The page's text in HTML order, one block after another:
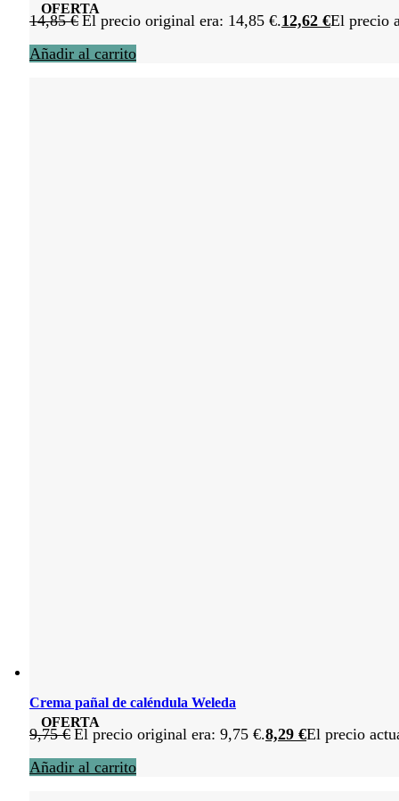
OFERTA
14,85€ El precio original era: 14,85 €.12,62 €El precio
Añadir al carrito
OFERTA
Crema pañal de caléndula Weleda
9,75€ El precio original era: 9,75 €.8,29 €El precio
Añadir al carrito